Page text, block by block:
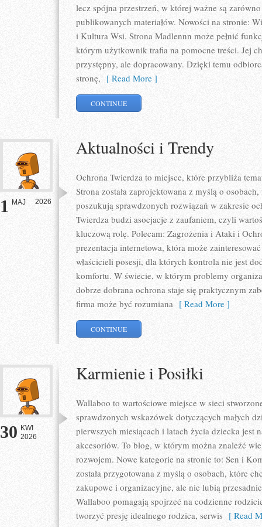
lecz spójna przestrzeń, w której ważne są
publikowanych materiałów. Nowości na stronie:
i Kultura Wsi. Strona Madlennn może pełnić
którym użytkownik trafia na pomocne treści. Jej
przystępny, ale dopracowany. Dzięki temu
stronę, [ Read More ]
CONTINUE
1 MAJ 2026
Aktualności i Trendy
Ochrona Twierdza to miejsce, które przybliża
Strona została zaprojektowana z myślą o
poszukują sprawdzonych rozwiązań w zakresie
Twierdza budzi asocjacje z zaufaniem, czyli
kluczową rolę. Polecam: Zagrożenia i Ataki i
prezentacja internetowa, która może
właścicieli posesji, dla których kontrola nie jest
komfortu. W świecie, w którym problemy
dobrze dobrana ochrona staje się praktycznym
firma może być rozumiana [ Read More ]
CONTINUE
30 KWI
2026
Karmienie i Posiłki
Wallaboo to wartościowe miejsce w sieci
sprawdzonych wskazówek dotyczących małych
pierwszych miesiącach i latach życia dziecka jest
akcesoriów. To blog, w którym można znaleźć
rozwojem. Nowe kategorie na stronie to: Sen i
została przygotowana z myślą o osobach, które
zakupowe i organizacyjne, ale nie lubią
Wallaboo pomagają spojrzeć na codzienne
tworzyć presję idealnego rodzica, serwis [ Read